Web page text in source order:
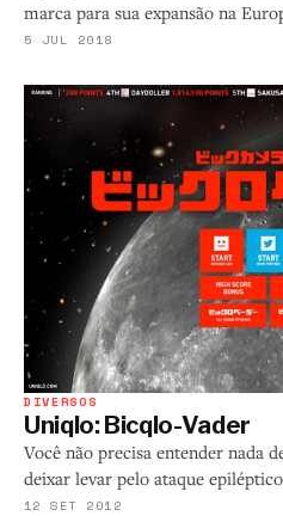
marca para sua expansão na
5 JUL 2018
DIVERSOS
Uniqlo: Bicqlo-Vader
Você não precisa entender nada
deixar levar pelo ataque
12 SET 2012